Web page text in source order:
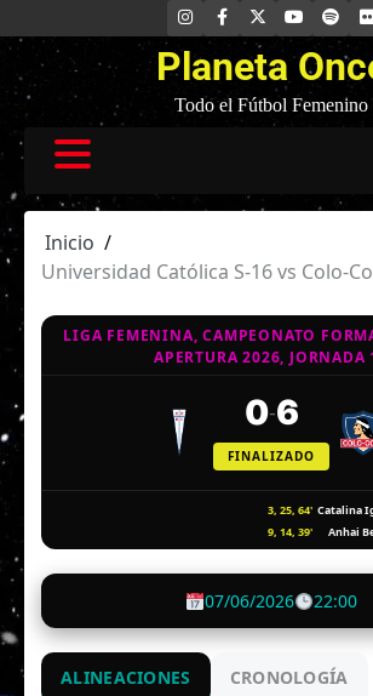
al
contenido
INSTAGRAM
FACEBOOK
Planeta
Todo el Fútbol Femenino
Inicio
Universidad Católica S-16 vs Colo-
LIGA FEMENINA, CAMPEONATO
APERTURA 2026, JORNADA
0-6
FINALIZADO
3, 25, 64' Catalina
9, 14, 39'
Anhai
07/06/2026 22:00
ALINEACIONES CRONOLOGÍA